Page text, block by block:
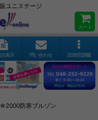
ユニステージ
カート
表示 問い合わせ 2026空調服
防寒ブルゾン